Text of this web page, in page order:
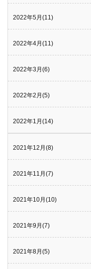
2022年5月(11)
2022年4月(11)
2022年3月(6)
2022年2月(5)
2022年1月(14)
2021年12月(8)
2021年11月(7)
2021年10月(10)
2021年9月(7)
2021年8月(5)